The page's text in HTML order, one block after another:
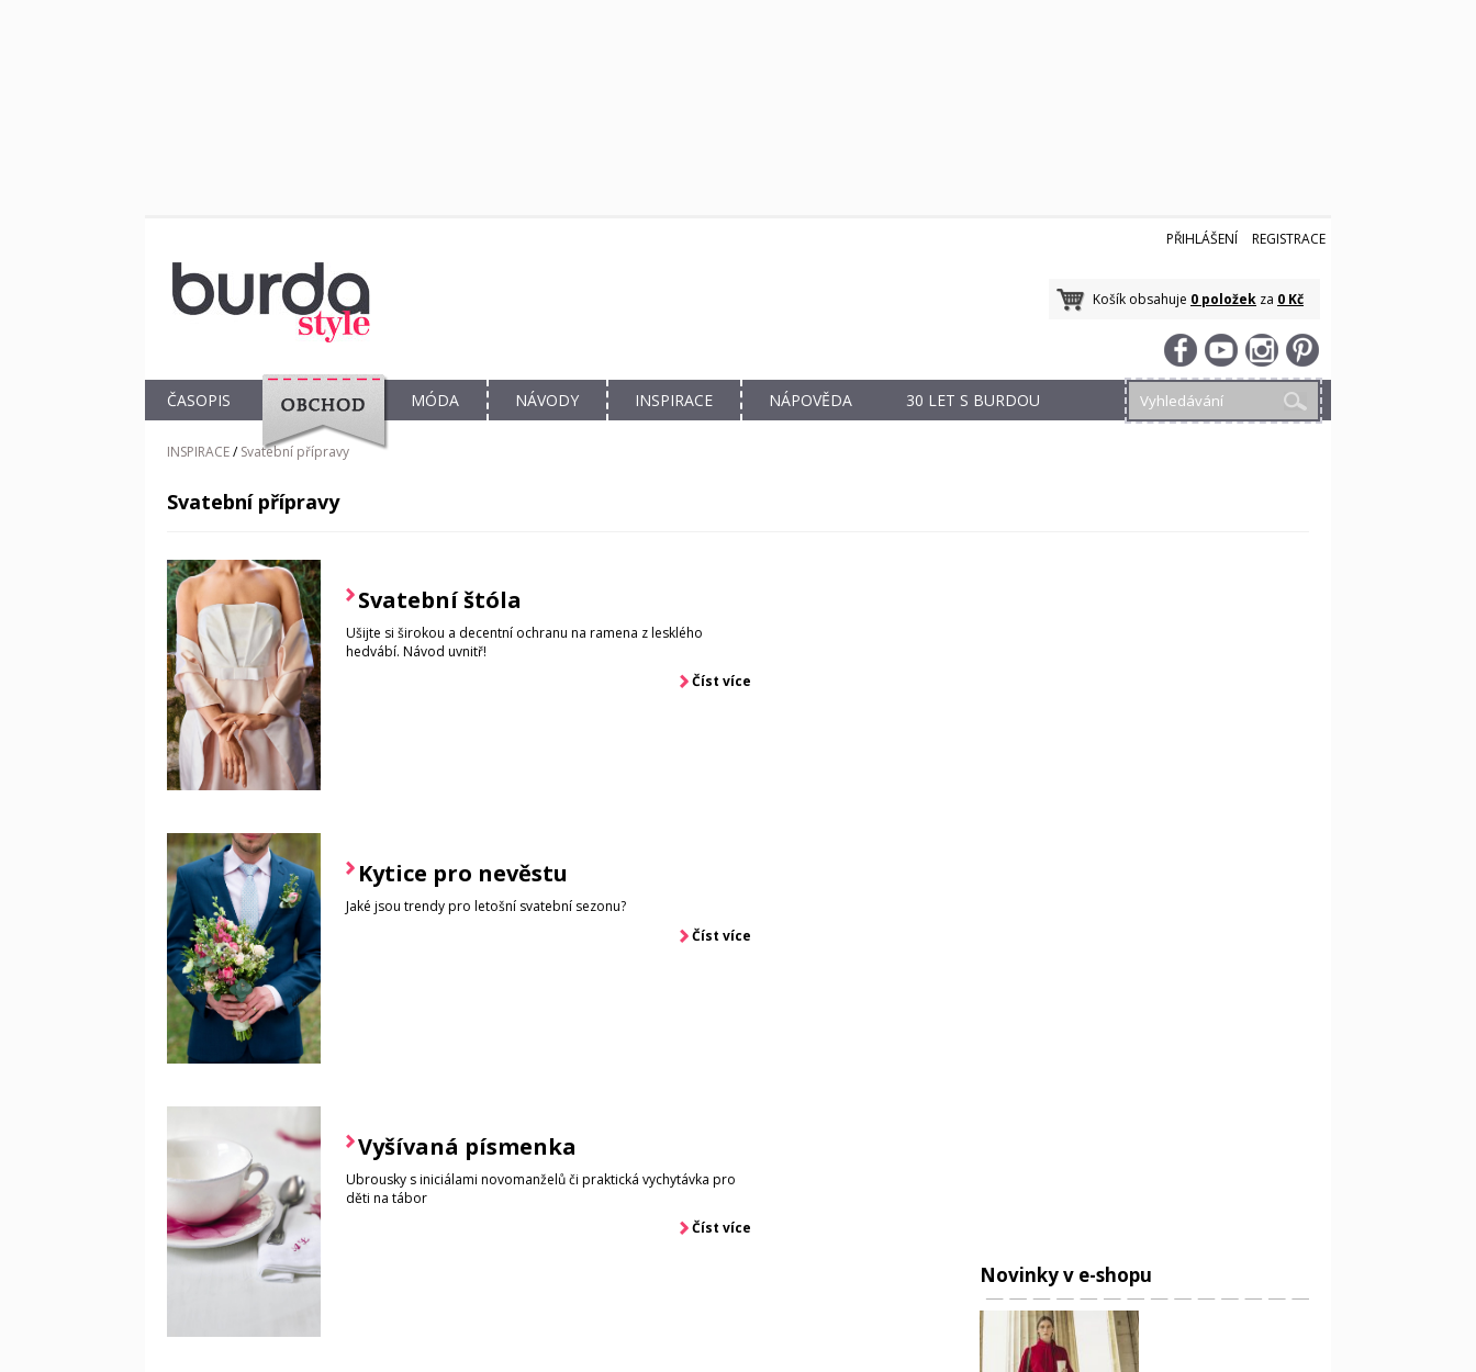
PŘIHLÁŠENÍ REGISTRACE
Košík obsahuje 0 položek za 0 Kč
ČASOPIS
OBCHOD
MÓDA NÁVODY INSPIRACE NÁPOVĚDA 30 LET S BURDOU
INSPIRACE/ Svatební přípravy
Svatební přípravy
Svatební štóla
Ušijte si širokou a decentní ochranu na ramena z lesklého
hedvábí. Návod uvnitř!
Číst více
Kytice pro nevěstu
Jaké jsou trendy pro letošní svatební sezonu?
Číst více
Vyšívaná písmenka
Ubrousky s iniciálami novomanželů či praktická vychytávka pro
děti na tábor
Číst více
Novinky v e-shopu